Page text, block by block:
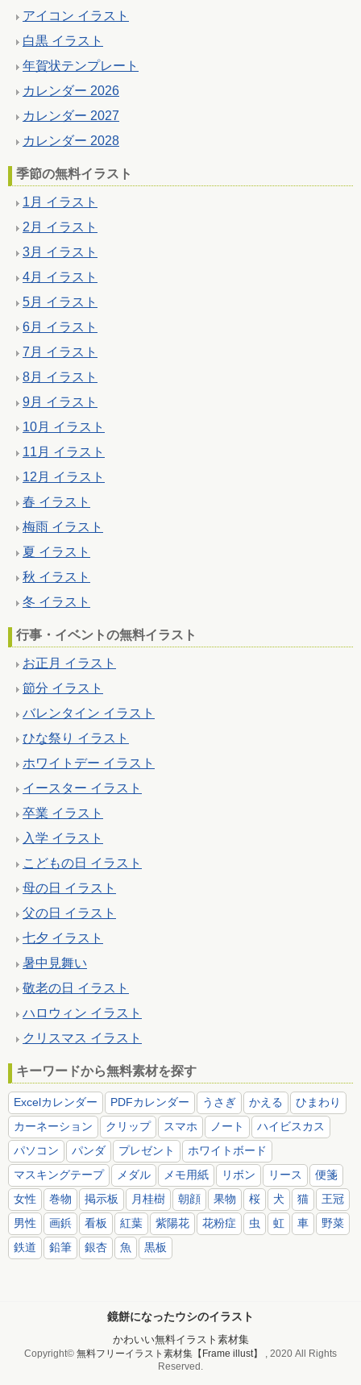
アイコン イラスト
白黒 イラスト
年賀状テンプレート
カレンダー 2026
カレンダー 2027
カレンダー 2028
季節の無料イラスト
1月 イラスト
2月 イラスト
3月 イラスト
4月 イラスト
5月 イラスト
6月 イラスト
7月 イラスト
8月 イラスト
9月 イラスト
10月 イラスト
11月 イラスト
12月 イラスト
春 イラスト
梅雨 イラスト
夏 イラスト
秋 イラスト
冬 イラスト
行事・イベントの無料イラスト
お正月 イラスト
節分 イラスト
バレンタイン イラスト
ひな祭り イラスト
ホワイトデー イラスト
イースター イラスト
卒業 イラスト
入学 イラスト
こどもの日 イラスト
母の日 イラスト
父の日 イラスト
七夕 イラスト
暑中見舞い
敬老の日 イラスト
ハロウィン イラスト
クリスマス イラスト
キーワードから無料素材を探す
Excelカレンダー PDFカレンダー うさぎ かえる
ひまわり
カーネーション
クリップ スマホ ノート
ハイビスカス
パソコン
パンダ プレゼント
ホワイトボード
マスキングテープ
メダル メモ用紙 リボン リース
便箋
女性
巻物 掲示板 月桂樹 朝顔 果物 桜 犬 猫
王冠
男性
画鋲 看板 紅葉 紫陽花 花粉症 虫 虹 車
野菜
鉄道
鉛筆 銀杏 魚 黒板
鏡餅になったウシのイラスト
かわいい無料イラスト素材集
Copyright© 無料フリーイラスト素材集【Frame illust】
, 2020 All Rights
Reserved.